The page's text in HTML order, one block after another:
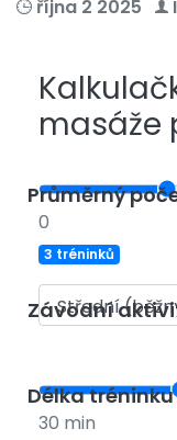
října 2 2025
masáže
Průměrný
0
3 tréninků
Závodní
Délka
30 min